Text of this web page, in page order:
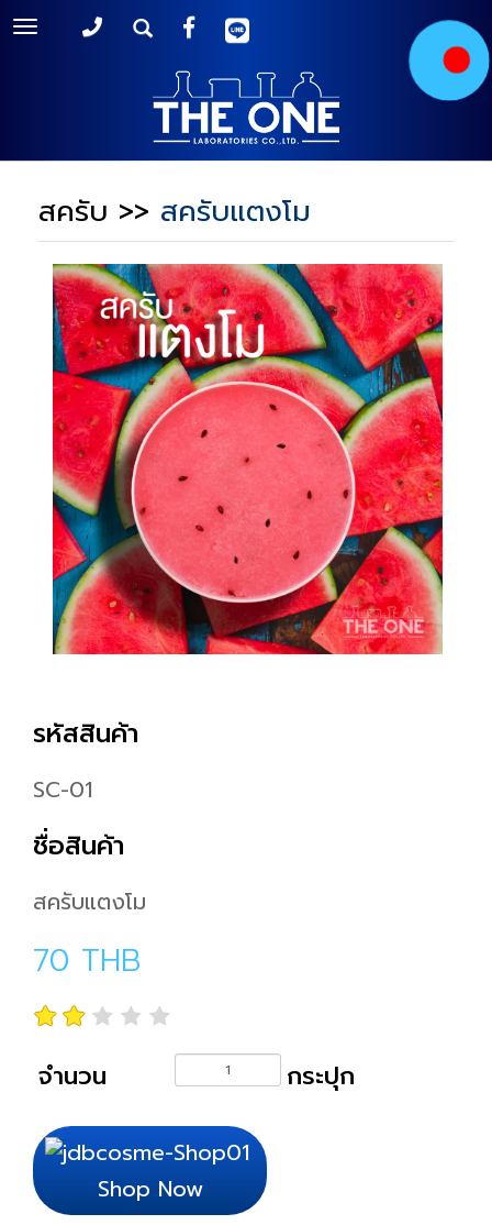
Toggle
สครับ >> สครับแตงโม
รหัสสินค้า
SC-01
ชื่อสินค้า
สครับแตงโม
70 THB
จำนวน กระปุก
Shop Now